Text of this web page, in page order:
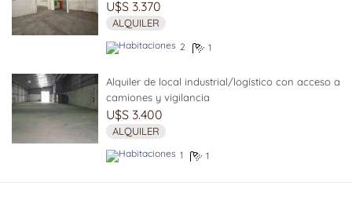
U$S 3.370
ALQUILER
2 1
Alquiler de local industrial/logístico con acceso a
camiones y vigilancia
U$S 3.400
ALQUILER
1 1